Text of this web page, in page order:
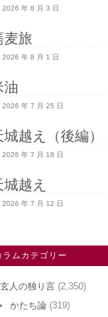
2026 年 8 月 3 日
麦旅
2026 年 8 月 1 日
油
2026 年 7 月 25 日
城越え（後編）
2026 年 7 月 18 日
城越え
2026 年 7 月 12 日
ラムカテゴリー
玄人の独り言 (2,350)
かたち論 (319)